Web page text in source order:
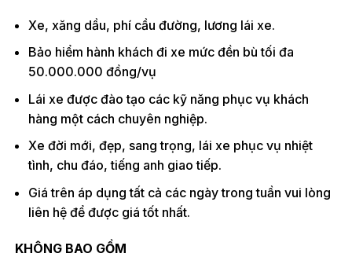
Xe, xăng dầu, phí cầu đường, lương lái xe.
Bảo hiểm hành khách đi xe mức đền bù tối đa
50.000.000 đồng/vụ
Lái xe được đào tạo các kỹ năng phục vụ khách
hàng một cách chuyên nghiệp.
Xe đời mới, đẹp, sang trọng, lái xe phục vụ nhiệt
tình, chu đáo, tiếng anh giao tiếp.
Giá trên áp dụng tất cả các ngày trong tuần vui lòng
liên hệ để được giá tốt nhất.
KHÔNG BAO GỒM